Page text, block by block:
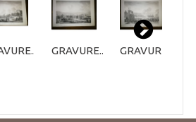
GRAVURE... GRAVURE...